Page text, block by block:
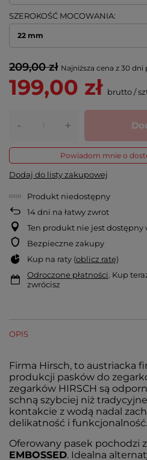
SZEROKOŚĆ MOCOWANIA
22 mm
209,00 zł Najniższa cena z 30 dni
199,00 zł brutto/
- +
Powiadom mnie o
Dodaj do listy zakupowej
Produkt niedostępny
14dni na łatwy zwrot
Ten produkt nie jest
Bezpieczne zakupy
Kup na raty (oblicz ratę)
Odroczone płatności. Kup
zwrócisz
OPIS
Firma Hirsch, to austriacka
produkcji pasków do
zegarków HIRSCH są
schną szybciej niż
kontakcie z wodą nadal
delikatność i funkcjonalność.
Oferowany pasek pochodzi
EMBOSSED. Idealna